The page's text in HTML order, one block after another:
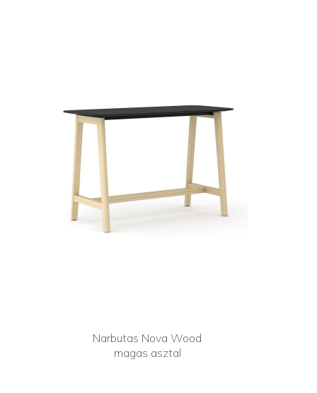
Narbutas Nova Wood
magas asztal